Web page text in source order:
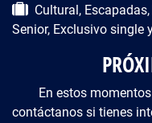
Cultural,
Senior, Exclusivo single
En estos
contáctanos si tienes